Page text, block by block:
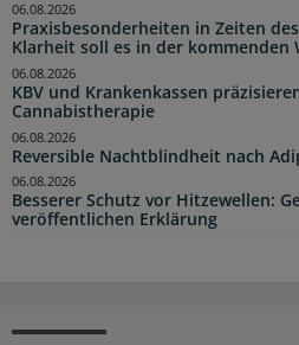
Praxisbesonderheiten in Zeiten des
Klarheit soll es in der kommenden
06.08.2026
KBV und Krankenkassen
Cannabistherapie
06.08.2026
Reversible Nachtblindheit nach
06.08.2026
Besserer Schutz vor Hitzewellen:
veröffentlichen Erklärung
06.08.2026